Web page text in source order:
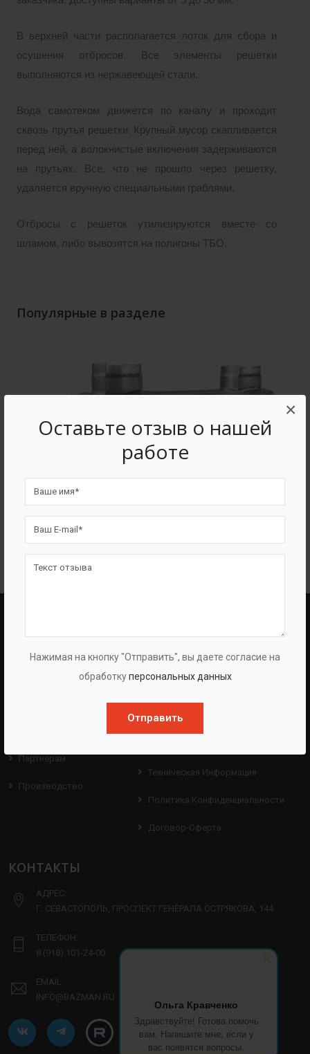
Оставьте отзыв о нашей
работе
Нажимая на кнопку "Отправить", вы даете согласие на
обработкуперсональных данных
Отправить
×
Ольга Кравченко
Здравствуйте! Готова помочь
вам. Напишите мне, если у
вас появятся вопросы.
В верхней части располагается лоток для сбора и
осушения отбросов. Все элементы решетки
выполняются из нержавеющей стали.
Вода самотеком движется по каналу и проходит
сквозь прутья решетки. Крупный мусор скапливается
перед ней, а волокнистые включения задерживаются
на прутьях. Все, что не прошло через решетку,
удаляется вручную специальными граблями.
Отбросы с решеток утилизируются вместе со
шламом, либо вывозятся на полигоны ТБО.
Популярные в разделе
Тонкослойный (ламельный) отстойник для
О Компании
Партнерам
Производство
Оборудование
Проекты
Техническая Информация
Политика Конфиденциальности
Договор-Оферта
КОНТАКТЫ
АДРЕС:
Г. СЕВАСТОПОЛЬ, ПРОСПЕКТ ГЕНЕРАЛА ОСТРЯКОВА, 144
ТЕЛЕФОН:
8 (918) 101-24-00
EMAIL:
INFO@BAZMAN.RU